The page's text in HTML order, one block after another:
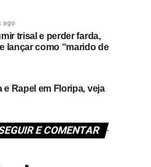
ago
trisal e perder farda,
lançar como “marido de
Rapel em Floripa, veja
E COMENTAR